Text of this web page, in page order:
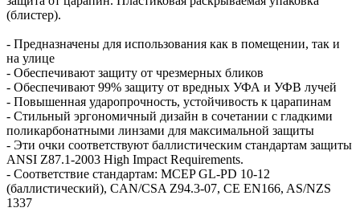
(блистер).
- Предназначены для использования как в помещении, так и
на улице
- Обеспечивают защиту от чрезмерных бликов
- Обеспечивают 99% защиту от вредных УФА и УФВ лучей
- Повышенная ударопрочность, устойчивость к царапинам
- Стильный эргономичный дизайн в сочетании с гладкими
поликарбонатными линзами для максимальной защиты
- Эти очки соответствуют баллистическим стандартам защиты
ANSI Z87.1-2003 High Impact Requirements.
- Соответствие стандартам: MCEP GL-PD 10-12
(баллистический), CAN/CSA Z94.3-07, CE EN166, AS/NZS
1337